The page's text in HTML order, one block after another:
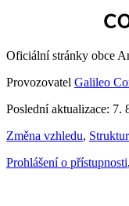
Oficiální stránky obce
Provozovatel Galileo
Poslední aktualizace: 7.
Změna vzhledu,
Prohlášení o přístupnosti,